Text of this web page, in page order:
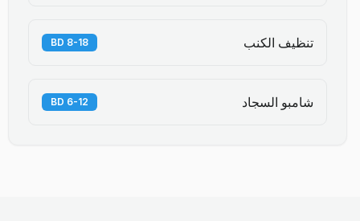
تنظيف الكنب 8-18 BD
شامبو السجاد 6-12 BD